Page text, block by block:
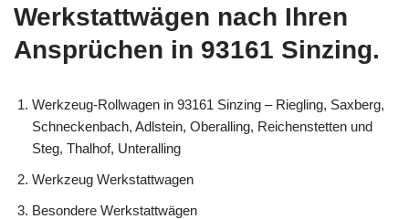
Werkstattwägen nach Ihren
Ansprüchen in 93161 Sinzing.
Werkzeug-Rollwagen in 93161 Sinzing – Riegling, Saxberg,
Schneckenbach, Adlstein, Oberalling, Reichenstetten und
Steg, Thalhof, Unteralling
Werkzeug Werkstattwagen
Besondere Werkstattwägen